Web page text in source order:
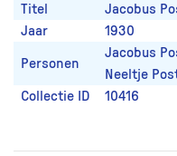
Titel
Jacobus
Jaar
1930
Personen
Jacobus
Neeltje
Collectie ID
10416